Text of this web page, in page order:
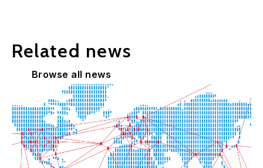
Related news
Browse all news